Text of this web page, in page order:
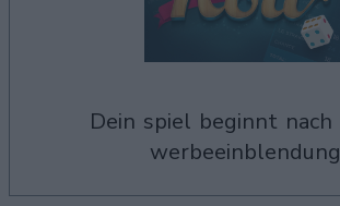
dein spiel beginnt nach dieser
werbeeinblendung